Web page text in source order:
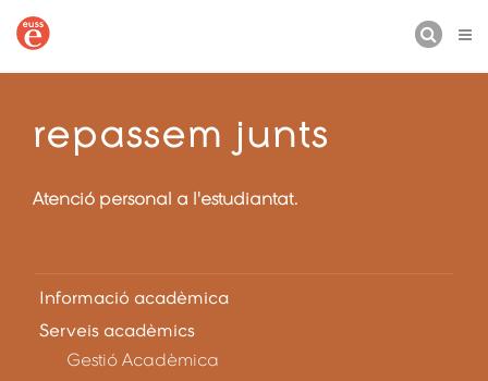
repassem junts
Atenció personal a l'estudiantat.
Informació acadèmica
Serveis acadèmics
Gestió Acadèmica